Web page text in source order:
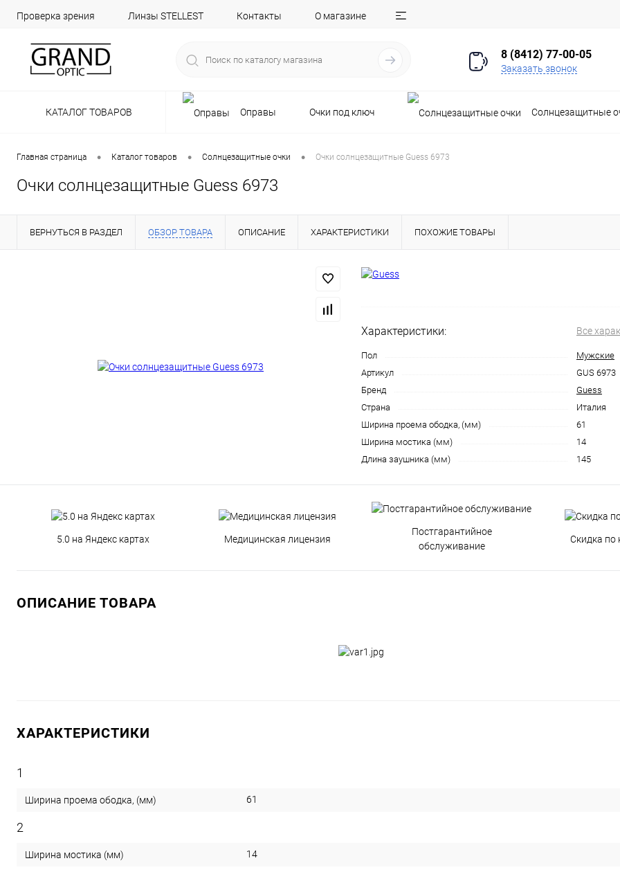
Проверка зрения Линзы STELLEST Контакты О магазине
8 (8412) 77-00-05
Заказать звонок
КАТАЛОГ ТОВАРОВ Оправы Очки под ключ Солнцезащитные
Главная страница • Каталог товаров • Солнцезащитные очки • Очки солнцезащитные Guess 6973
Очки солнцезащитные Guess 6973
ВЕРНУТЬСЯ В РАЗДЕЛ ОБЗОР ТОВАРА ОПИСАНИЕ ХАРАКТЕРИСТИКИ ПОХОЖИЕ ТОВАРЫ
Характеристики: Все
Пол
Мужские
Артикул
GUS 6973
Бренд
Guess
Страна
Италия
Ширина проема ободка, (мм)
61
Ширина мостика (мм)
14
Длина заушника (мм)
145
5.0 на Яндекс картах Медицинская лицензия
Постгарантийное
обслуживание
Скидка по
ОПИСАНИЕ ТОВАРА
ХАРАКТЕРИСТИКИ
1
Ширина проема ободка, (мм) 61
2
Ширина мостика (мм) 14